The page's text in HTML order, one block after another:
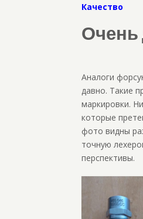
Качество
Очень
Аналоги
давно. Такие
маркировки.
которые
фото видны
точную
перспективы.